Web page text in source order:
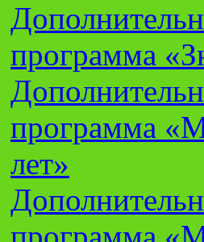
программа
программа
лет»